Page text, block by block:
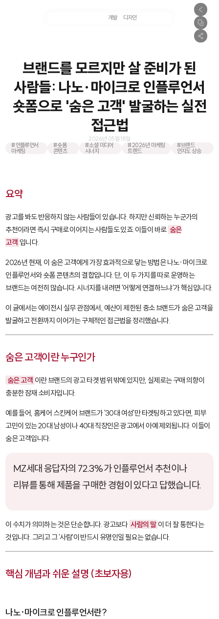
개발 디자인
브랜드를 모르지만 살 준비가 된
사람들: 나노·마이크로 인플루언서
숏폼으로 '숨은 고객' 발굴하는 실전
접근법
2026년 05월 18일
#인플루언서
마케팅
#숏폼
콘텐츠
#소셜 미디어
시너지
#2026년 마케팅
트렌드
#브랜드
인지도 상승
요약
광고를 봐도 반응하지 않는 사람들이 있습니다. 하지만 신뢰하는 누군가의
추천이라면 즉시 구매로 이어지는 사람들도 있죠. 이들이 바로 숨은
고객 입니다.
2026년 현재, 이 숨은 고객에게 가장 효과적으로 닿는 방법은 나노·마이크로
인플루언서와 숏폼 콘텐츠의 결합입니다. 단, 이 두 가지를 따로 운영하는
브랜드는 여전히 많습니다. 시너지를 내려면 '어떻게 연결하느냐'가 핵심입니다.
이 글에서는 에이전시 실무 관점에서, 예산이 제한된 중소 브랜드가 숨은 고객을
발굴하고 전환까지 이어가는 구체적인 접근법을 정리했습니다.
숨은 고객이란 누구인가
숨은 고객 이란 브랜드의 광고 타겟 범위 밖에 있지만, 실제로는 구매 의향이
충분한 잠재 소비자입니다.
예를 들어, 홈케어 스킨케어 브랜드가 '30대 여성'만 타겟팅하고 있다면, 피부
고민이 있는 20대 남성이나 40대 직장인은 광고에서 아예 제외됩니다. 이들이
숨은 고객입니다.
MZ세대 응답자의 72.3%가 인플루언서 추천이나
리뷰를 통해 제품을 구매한 경험이 있다고 답했습니다.
이 수치가 의미하는 것은 단순합니다. 광고보다 사람의 말 이 더 잘 통한다는
것입니다. 그리고 그 '사람'이 반드시 유명인일 필요는 없습니다.
핵심 개념과 쉬운 설명 (초보자용)
나노·마이크로 인플루언서란?